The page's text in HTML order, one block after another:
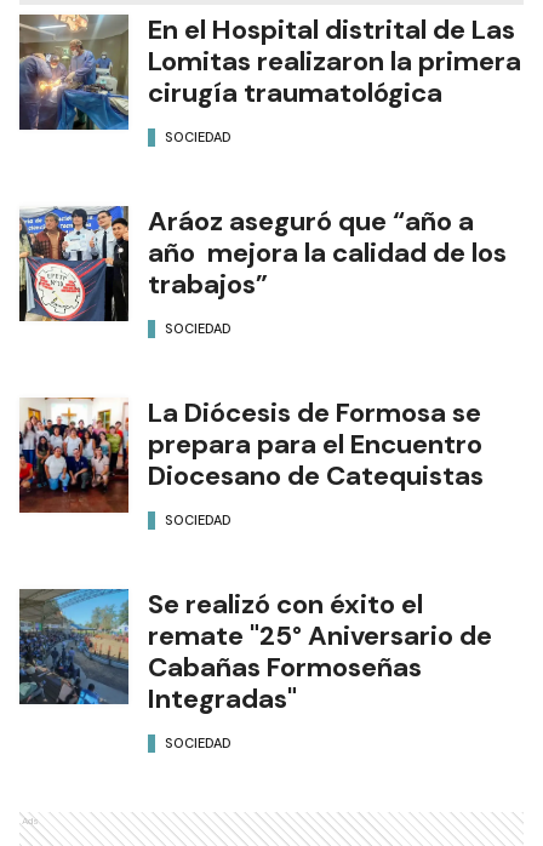
En el Hospital distrital de Las
Lomitas realizaron la primera
cirugía traumatológica
SOCIEDAD
Aráoz aseguró que “año a
año mejora la calidad de los
trabajos”
SOCIEDAD
La Diócesis de Formosa se
prepara para el Encuentro
Diocesano de Catequistas
SOCIEDAD
Se realizó con éxito el
remate "25° Aniversario de
Cabañas Formoseñas
Integradas"
SOCIEDAD
Ads